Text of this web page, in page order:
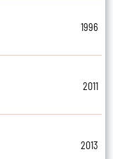
1996
2011
2013